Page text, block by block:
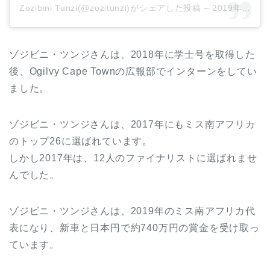
Zozibini Tunzi(@zozitunzi)がシェアした投稿 – 2019年 8月月19日午前2時23分PDT
ゾジビニ・ツンジさんは、2018年に学士号を取得した
後、Ogilvy Cape Townの広報部でインターンをしてい
ました。
ゾジビニ・ツンジさんは、2017年にもミス南アフリカ
のトップ26に選ばれています。
しかし2017年は、12人のファイナリストに選ばれませ
んでした。
ゾジビニ・ツンジさんは、2019年のミス南アフリカ代
表になり、新車と日本円で約740万円の賞金を受け取っ
ています。